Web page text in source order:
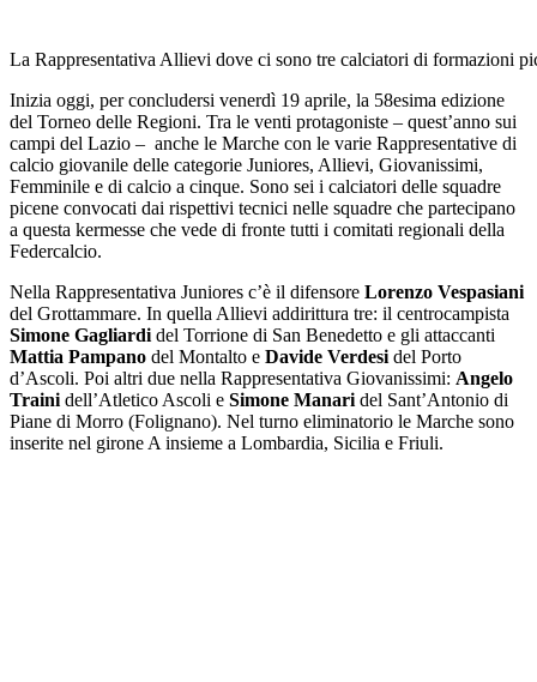
La Rappresentativa Allievi dove ci sono tre calciatori di formazioni
Inizia oggi, per concludersi venerdì 19 aprile, la 58esima edizione
del Torneo delle Regioni. Tra le venti protagoniste – quest’anno sui
campi del Lazio – anche le Marche con le varie Rappresentative di
calcio giovanile delle categorie Juniores, Allievi, Giovanissimi,
Femminile e di calcio a cinque. Sono sei i calciatori delle squadre
picene convocati dai rispettivi tecnici nelle squadre che partecipano
a questa kermesse che vede di fronte tutti i comitati regionali della
Federcalcio.
Nella Rappresentativa Juniores c’è il difensore Lorenzo Vespasiani
del Grottammare. In quella Allievi addirittura tre: il centrocampista
Simone Gagliardi del Torrione di San Benedetto e gli attaccanti
Mattia Pampano del Montalto e Davide Verdesi del Porto
d’Ascoli. Poi altri due nella Rappresentativa Giovanissimi: Angelo
Traini dell’Atletico Ascoli e Simone Manari del Sant’Antonio di
Piane di Morro (Folignano). Nel turno eliminatorio le Marche sono
inserite nel girone A insieme a Lombardia, Sicilia e Friuli.